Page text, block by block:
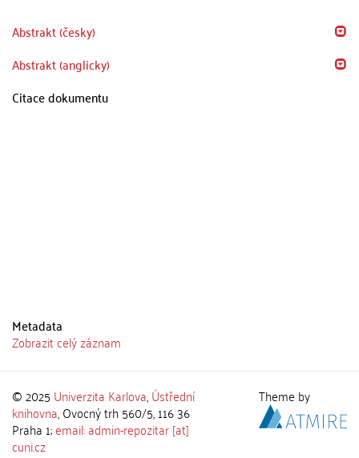
Abstrakt (česky)
Abstrakt (anglicky)
Citace dokumentu
Metadata
Zobrazit celý záznam
© 2025 Univerzita Karlova,Ústřední
knihovna, Ovocný trh 560/5, 116 36
Praha 1;email: admin-repozitar [at]
cuni.cz
Theme by